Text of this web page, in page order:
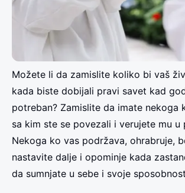
Možete li da zamislite koliko bi vaš
kada biste dobijali pravi savet kad
potreban? Zamislite da imate nekoga
sa kim ste se povezali i verujete mu u
Nekoga ko vas podržava, ohrabruje,
nastavite dalje i opominje kada
da sumnjate u sebe i svoje